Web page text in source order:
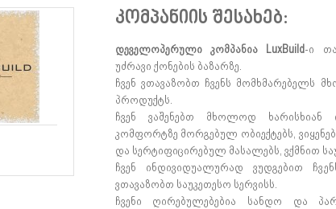
კომპანიის შესახებ:
დეველოპერული კომპანია LuxBuild-ი
უძრავი ქონების ბაზარზე.
ჩვენ ვთავაზობთ ჩვენს მომხმარებელს
პროდუქტს.
ჩვენ ვაშენებთ მხოლოდ ხარისხიან
კომფორტზე მორგებულ ობიექტებს,
და სერტიფიცირებულ მასალებს, ვქმნით
ჩვენ ინდივიდუალურად ვუდგებით
ვთავაზობთ საუკეთესო სერვისს.
ჩვენი ღირებულებებია სანდო და